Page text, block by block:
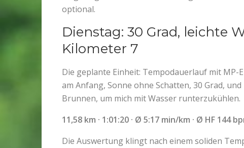
optional.
Dienstag: 30 Grad, leichte
Kilometer 7
Die geplante Einheit: Tempodauerlauf mit MP-
am Anfang, Sonne ohne Schatten, 30 Grad,
Brunnen, um mich mit Wasser runterzukühlen.
11,58 km · 1:01:20 · Ø 5:17 min/km · Ø HF 144
Die Auswertung klingt nach einem soliden